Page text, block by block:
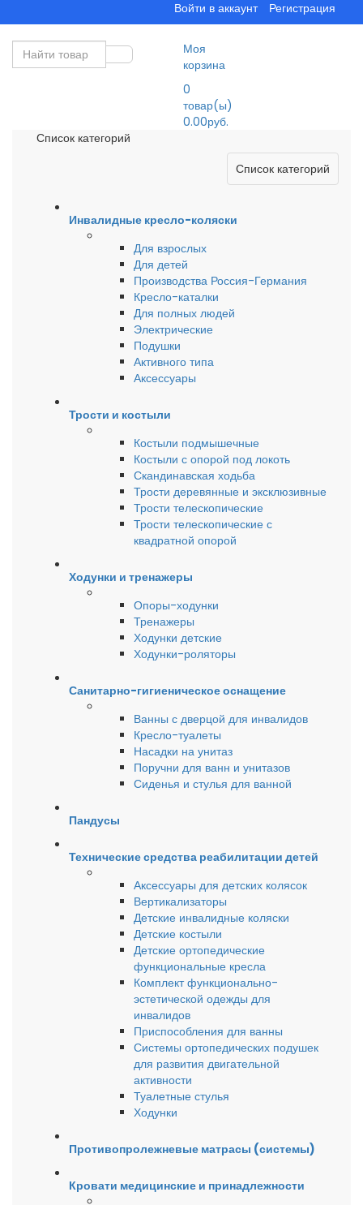
Войти в аккаунт Регистрация
Моя
корзина
0
товар(ы)
0.00руб.
Список категорий
Список категорий
Инвалидные кресло-коляски
Для взрослых
Для детей
Производства Россия-Германия
Кресло-каталки
Для полных людей
Электрические
Подушки
Активного типа
Аксессуары
Трости и костыли
Костыли подмышечные
Костыли с опорой под локоть
Скандинавская ходьба
Трости деревянные и эксклюзивные
Трости телескопические
Трости телескопические с
квадратной опорой
Ходунки и тренажеры
Опоры-ходунки
Тренажеры
Ходунки детские
Ходунки-роляторы
Санитарно-гигиеническое оснащение
Ванны с дверцой для инвалидов
Кресло-туалеты
Насадки на унитаз
Поручни для ванн и унитазов
Сиденья и стулья для ванной
Пандусы
Технические средства реабилитации детей
Аксессуары для детских колясок
Вертикализаторы
Детские инвалидные коляски
Детские костыли
Детские ортопедические
функциональные кресла
Комплект функционально-
эстетической одежды для
инвалидов
Приспособления для ванны
Системы ортопедических подушек
для развития двигательной
активности
Туалетные стулья
Ходунки
Противопролежневые матрасы (системы)
Кровати медицинские и принадлежности